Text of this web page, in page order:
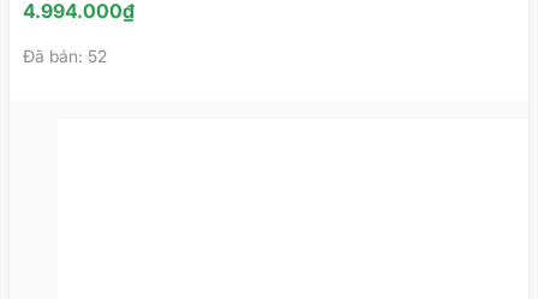
4.994.000₫
Đã bán: 52